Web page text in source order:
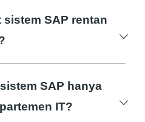
SAP rentan
dapat timbul dari
tepat, kurangnya
keamanan lainnya
SAP hanya
IT?